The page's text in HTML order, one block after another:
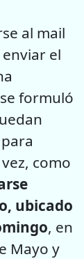
al mail
el
formuló
como
ubicado
, en
Mayo y